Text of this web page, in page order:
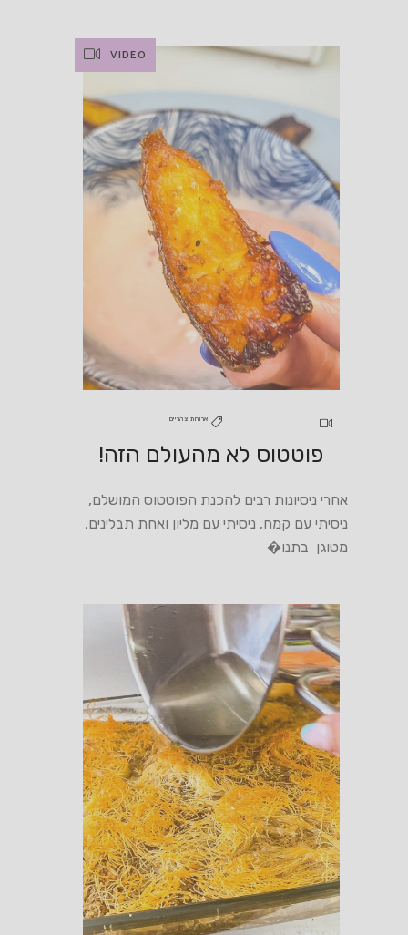
VIDEO
ארוחת צהריים
פוטטוס לא מהעולם הזה!
אחרי ניסיונות רבים להכנת הפוטטוס המושלם,
ניסיתי עם קמח, ניסיתי עם מליון ואחת תבלינים,
מטוגן בתנו�